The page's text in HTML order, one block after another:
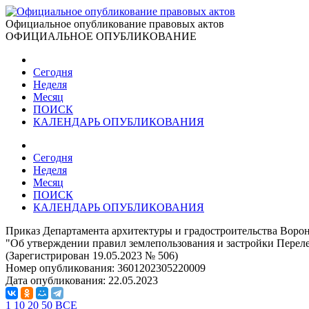
Официальное опубликование правовых актов
ОФИЦИАЛЬНОЕ ОПУБЛИКОВАНИЕ
Сегодня
Неделя
Месяц
ПОИСК
КАЛЕНДАРЬ ОПУБЛИКОВАНИЯ
Сегодня
Неделя
Месяц
ПОИСК
КАЛЕНДАРЬ ОПУБЛИКОВАНИЯ
Приказ Департамента архитектуры и градостроительства
"Об утверждении правил землепользования и застройки
(Зарегистрирован 19.05.2023 № 506)
Номер опубликования: 3601202305220009
Дата опубликования: 22.05.2023
1 10 20 50 ВСЕ